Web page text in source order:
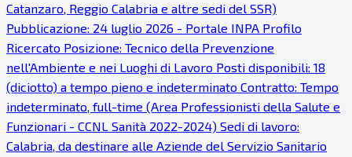
Catanzaro, Reggio Calabria e altre sedi del SSR)
Pubblicazione: 24 luglio 2026 - Portale INPA Profilo
Ricercato Posizione: Tecnico della Prevenzione
nell'Ambiente e nei Luoghi di Lavoro Posti disponibili: 18
(diciotto) a tempo pieno e indeterminato Contratto: Tempo
indeterminato, full-time (Area Professionisti della Salute e
Funzionari - CCNL Sanità 2022-2024) Sedi di lavoro:
Calabria, da destinare alle Aziende del Servizio Sanitario